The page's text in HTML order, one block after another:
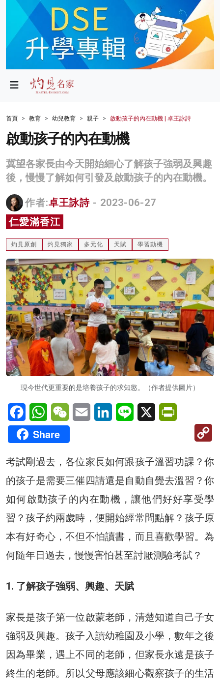
政局
財經
生活
商業
科技
影片
關於我們
首頁 教育 幼兒教育 親子 啟動孩子的內在動機 | 卓王詠詩
啟動孩子的內在動機
冀望各家長由今天開始細心了解孩子強弱及興趣
後，慢慢了解如何引發及啟動孩子的內在動機。
作者:卓王詠詩 - 2023-06-27
仁愛滿香江
灼見原創 灼見獨家 多元化 天賦 學習動機
現今世代更重要的是培養孩子的求知慾。（作者提供圖片）
FacebookWhatsAppWeChatEmail LinkedInLine X
Share
考試剛過去，各位家長如何跟孩子溫習功課？你
的孩子是需要三催四請還是自動自覺去溫習？你
如何啟動孩子的內在動機，讓他們好好享受學
習？孩子約兩歲時，便開始經常問點解？孩子原
本有好奇心，不但不怕讀書，而且喜歡學習。為
何隨年日過去，慢慢害怕甚至討厭測驗考試？
1. 了解孩子強弱、興趣、天賦
家長是孩子第一位啟蒙老師，清楚知道自己子女
強弱及興趣。孩子入讀幼稚園及小學，數年之後
因為畢業，遇上不同的老師，但家長永遠是孩子
終生的老師。所以父母應該細心觀察孩子的生活